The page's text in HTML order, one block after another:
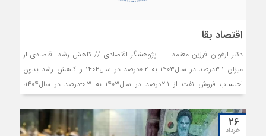
اقتصاد بقا
دکتر ارغوان فرزین‌ معتمد ـ پژوهشگر اقتصادی // کاهش رشد اقتصادی از
میزان ۳.۱درصد در سال۱۴۰۳ به ۰.۲درصد در سال۱۴۰۴ و کاهش رشد بدون
احتساب فروش نفت از ۲.۱درصد در سال۱۴۰۳ به ۰.۳-درصد در سال۱۴۰۴،
ایران بیش از آنکه دوره‌های رشد پایدار را تجربه کند، با افت‌وخیزهای ناشی از
تحریم، نااطمینانی و محدودیت‌های بیرونی مواجه بوده است.
۲۶
خرداد